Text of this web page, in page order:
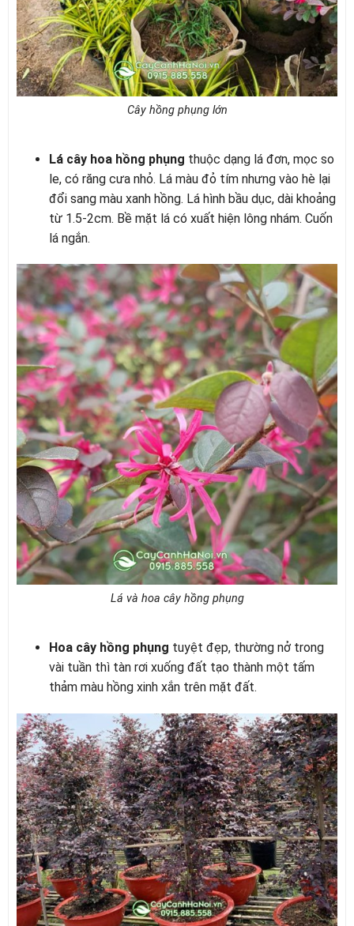
Cây hồng phụng lớn
Lá cây hoa hồng phụng thuộc dạng lá đơn, mọc so
le, có răng cưa nhỏ. Lá màu đỏ tím nhưng vào hè lại
đổi sang màu xanh hồng. Lá hình bầu dục, dài khoảng
từ 1.5-2cm. Bề mặt lá có xuất hiện lông nhám. Cuốn
lá ngắn.
Lá và hoa cây hồng phụng
Hoa cây hồng phụng tuyệt đẹp, thường nở trong
vài tuần thì tàn rơi xuống đất tạo thành một tấm
thảm màu hồng xinh xắn trên mặt đất.